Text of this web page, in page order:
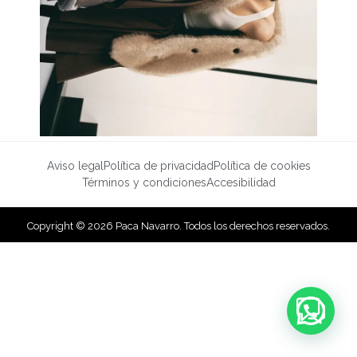
Aviso legal Política de privacidad Política de cookies
Términos y condicionesAccesibilidad
Copyright © 2026 Paca Navarro. Todos los derechos reservados.